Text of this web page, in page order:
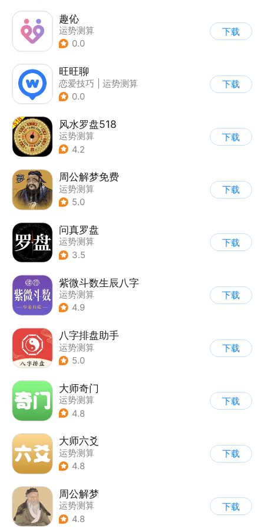
趣伈
运势测算
0.0
下载
旺旺聊
恋爱技巧
运势测算
0.0
下载
风水罗盘518
运势测算
4.2
下载
周公解梦免费
运势测算
5.0
下载
问真罗盘
运势测算
3.5
下载
紫微斗数生辰八字
运势测算
4.9
下载
八字排盘助手
运势测算
5.0
下载
大师奇门
运势测算
4.8
下载
大师六爻
运势测算
4.8
下载
周公解梦
运势测算
4.8
下载